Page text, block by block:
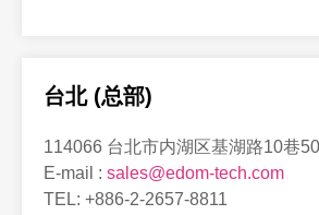
台北 (总部)
114066 台北市内湖区基湖路10巷
E-mail : sales@edom-tech.com
TEL: +886-2-2657-8811